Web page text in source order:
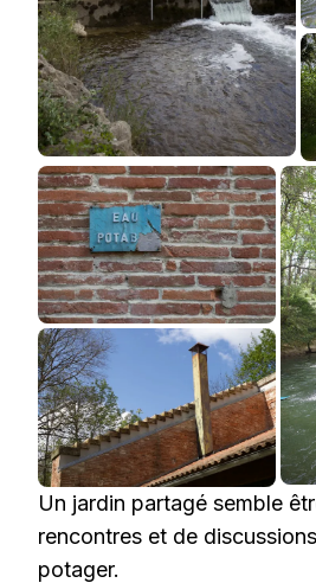
Un jardin partagé semble
rencontres et de
potager.